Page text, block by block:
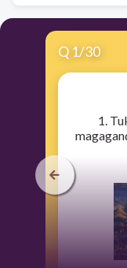
Q 1/30
​1.